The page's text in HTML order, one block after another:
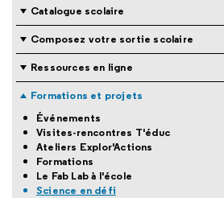
Catalogue scolaire
Composez votre sortie scolaire
Ressources en ligne
Formations et projets
Événements
Visites-rencontres T'éduc
Ateliers Explor'Actions
Formations
Le Fab Lab à l'école
Science en défi